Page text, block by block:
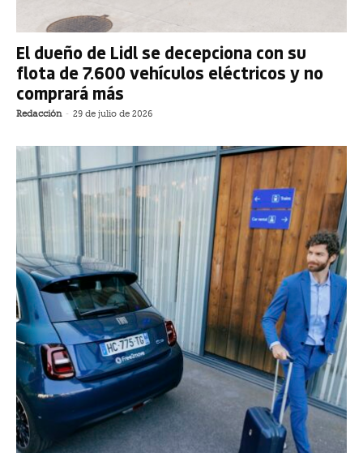
El dueño de Lidl se decepciona con su
flota de 7.600 vehículos eléctricos y no
comprará más
Redacción - 29 de julio de 2026